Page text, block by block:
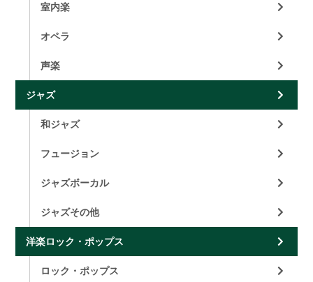
室内楽
オペラ
声楽
ジャズ
和ジャズ
フュージョン
ジャズボーカル
ジャズその他
洋楽ロック・ポップス
ロック・ポップス